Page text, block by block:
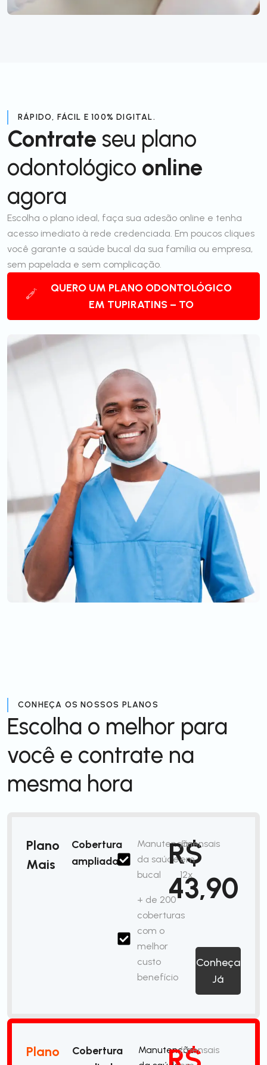
RÁPIDO, FÁCIL E 100% DIGITAL.
Contrate seu plano
odontológico online
agora
Escolha o plano ideal, faça sua adesão online e tenha
acesso imediato à rede credenciada. Em poucos cliques
você garante a saúde bucal da sua família ou empresa,
sem papelada e sem complicação.
QUERO UM PLANO ODONTOLÓGICO
EM TUPIRATINS – TO
CONHEÇA OS NOSSOS PLANOS
Escolha o melhor para
você e contrate na
mesma hora
Plano
Mais
Cobertura
ampliada
Manutenção
da saúde
bucal
+ de 200
coberturas
com o
melhor
custo
benefício
R$
43,90
/mensais
em
12x
Conheça
Já
Plano
Cobertura
Manutenção/mensais